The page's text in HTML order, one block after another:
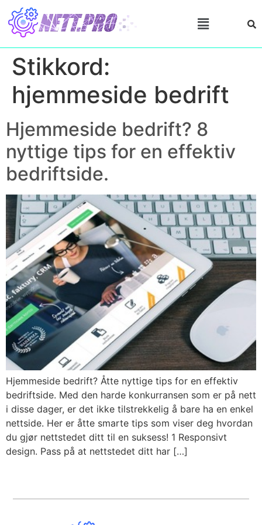
Stikkord:
hjemmeside bedrift
Hjemmeside bedrift? 8
nyttige tips for en effektiv
bedriftside.
Hjemmeside bedrift? Åtte nyttige tips for en effektiv
bedriftside. Med den harde konkurransen som er på nett
i disse dager, er det ikke tilstrekkelig å bare ha en enkel
nettside. Her er åtte smarte tips som viser deg hvordan
du gjør nettstedet ditt til en suksess! 1 Responsivt
design. Pass på at nettstedet ditt har […]